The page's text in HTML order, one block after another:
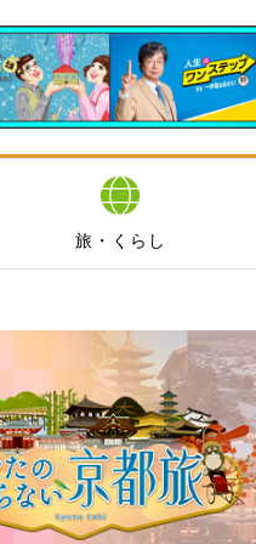
旅・くらし